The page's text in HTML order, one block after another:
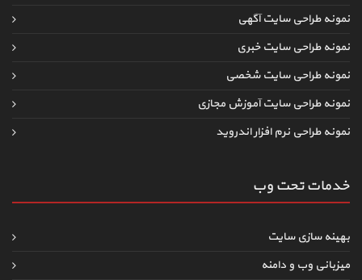
نمونه طراحی سایت آگهی
نمونه طراحی سایت خبری
نمونه طراحی سایت شخصی
نمونه طراحی سایت آموزش مجازی
نمونه طراحی نرم افزار اندروید
خدمات تحت وب
بهینه سازی سایت
میزبانی وب و دامنه